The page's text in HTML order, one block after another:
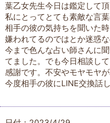
葉乙女先生今日は鑑定して
私にとってとても素敵な言
相手の彼の気持ちを聞いた
嫌われてるのではとか迷惑
今まで色んな占い師さんに
てました。でも今日相談して
感謝です。不安やモヤモヤが
今度相手の彼にLINE交換話し